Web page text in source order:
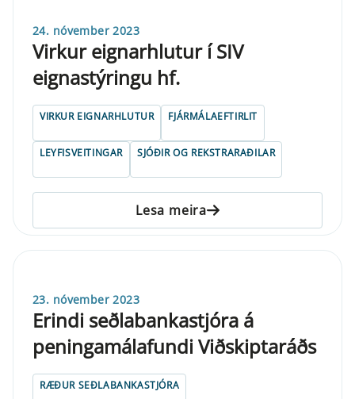
24. nóvember 2023
Virkur eignarhlutur í SIV
eignastýringu hf.
VIRKUR EIGNARHLUTUR FJÁRMÁLAEFTIRLIT
LEYFISVEITINGAR SJÓÐIR OG REKSTRARAÐILAR
Lesa meira
23. nóvember 2023
Erindi seðlabankastjóra á
peningamálafundi Viðskiptaráðs
RÆÐUR SEÐLABANKASTJÓRA